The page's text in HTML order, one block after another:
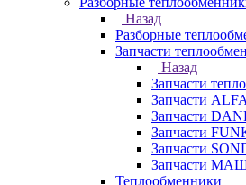
Назад
Разборные
Запчасти
Назад
Запчасти
Запчасти
Запчасти
Запчасти
Запчасти
Запчасти
Теплообменники